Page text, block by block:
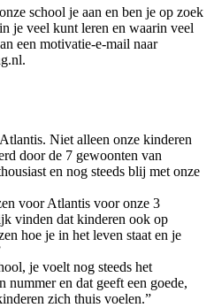
school je aan en ben je op zoek
je veel kunt leren en waarin veel
een motivatie-e-mail naar
Niet alleen onze kinderen
door de 7 gewoonten van
en nog steeds blij met onze
voor Atlantis voor onze 3
vinden dat kinderen ook op
hoe je in het leven staat en je
je voelt nog steeds het
nummer en dat geeft een goede,
zich thuis voelen.”